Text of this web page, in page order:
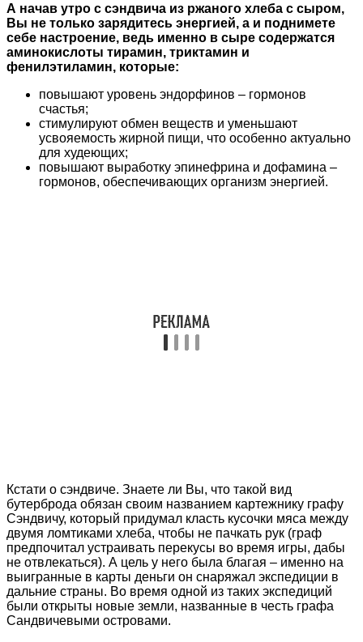
А начав утро с сэндвича из ржаного хлеба с сыром,
Вы не только зарядитесь энергией, а и поднимете
себе настроение, ведь именно в сыре содержатся
аминокислоты тирамин, триктамин и
фенилэтиламин, которые:
повышают уровень эндорфинов – гормонов
счастья;
стимулируют обмен веществ и уменьшают
усвояемость жирной пищи, что особенно актуально
для худеющих;
повышают выработку эпинефрина и дофамина –
гормонов, обеспечивающих организм энергией.
Кстати о сэндвиче. Знаете ли Вы, что такой вид
бутерброда обязан своим названием картежнику графу
Сэндвичу, который придумал класть кусочки мяса между
двумя ломтиками хлеба, чтобы не пачкать рук (граф
предпочитал устраивать перекусы во время игры, дабы
не отвлекаться). А цель у него была благая – именно на
выигранные в карты деньги он снаряжал экспедиции в
дальние страны. Во время одной из таких экспедиций
были открыты новые земли, названные в честь графа
Сандвичевыми островами.